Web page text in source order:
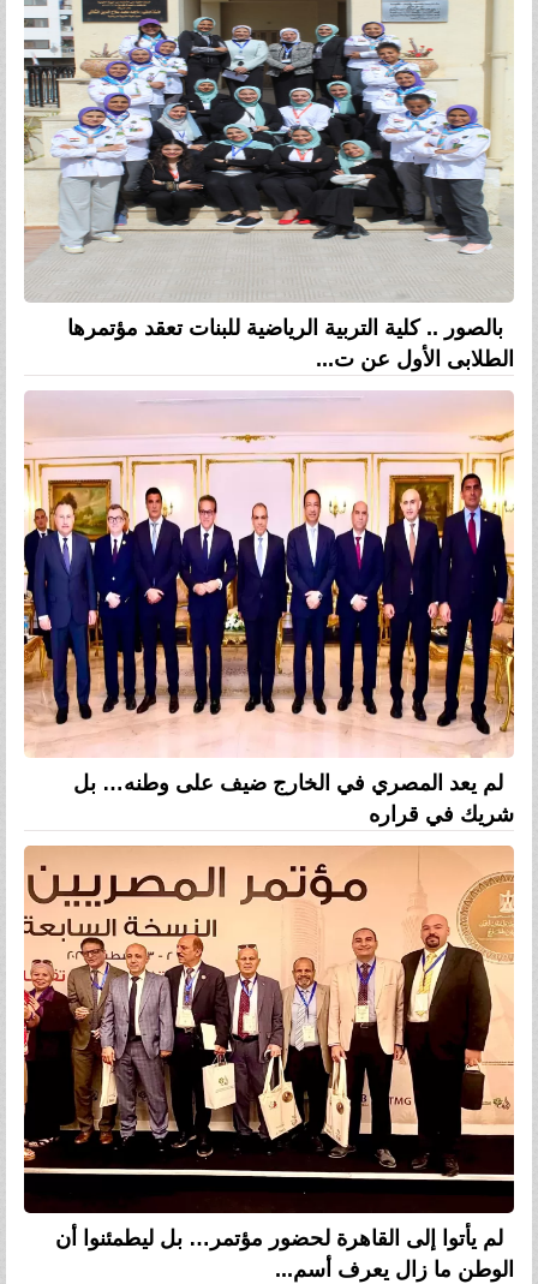
بالصور .. كلية التربية الرياضية للبنات تعقد مؤتمرها
الطلابى الأول عن ت...
لم يعد المصري في الخارج ضيف على وطنه… بل
شريك في قراره
لم يأتوا إلى القاهرة لحضور مؤتمر… بل ليطمئنوا أن
الوطن ما زال يعرف أسم...